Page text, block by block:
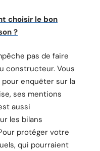
choisir le bon
?
pas de faire
constructeur. Vous
enquêter sur la
ses mentions
aussi
les bilans
protéger votre
qui pourraient